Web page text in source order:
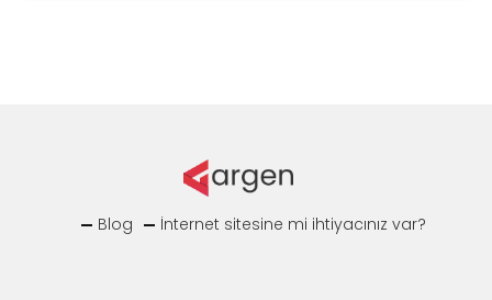
Blog İnternet sitesine mi ihtiyacınız var?